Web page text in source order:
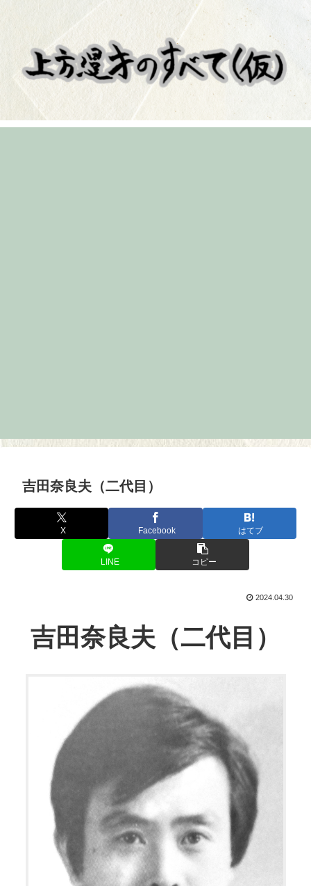
吉田奈良夫（二代目）
X Facebook はてブ
LINE コピー
2024.04.30
吉田奈良夫（二代目）